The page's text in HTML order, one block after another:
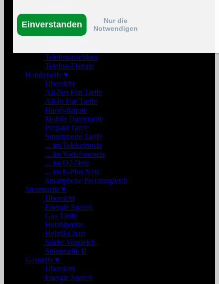
DSL Flatrate
DSL Doppel-Flatrate
Festnetz-Flatrate
Telefonanschluss
Telefon-Flatrate
Handytarife▼
Übersicht
All-Net Flat Tarife
All-In Flat Tarife
Handyflatrate
Mobile Datentarife
Prepaid Tarife
Smartphone Tarife
... im Telekomnetz
... im Vodafonenetz
... im O2-Netz
... im E-Plus Netz
Smartphone Preisvergleich
Stromtarife▼
Übersicht
Energie Sparen
Gas Tarife
Heizölpreise
Heizöl-Chart
Städte Vergleich
Stromtarife II
Gastarife▼
Übersicht
Energie Sparen
Einverstanden
Nur die
Notwendigen